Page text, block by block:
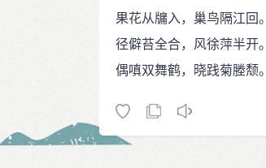
果花从牖入，巢鸟隔江回。
径僻苔全合，风徐萍半开。
偶嗔双舞鹤，晓践菊塍颓。